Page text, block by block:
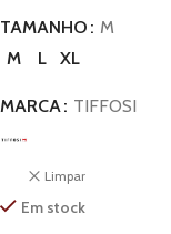
TAMANHO
M
M
L XL
MARCA TIFFOSI
Limpar
Em stock